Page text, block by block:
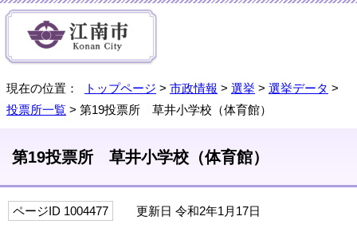
現在の位置： トップページ > 市政情報 > 選挙 > 選挙データ >
投票所一覧 > 第19投票所 草井小学校（体育館）
第19投票所 草井小学校（体育館）
ページID 1004477 更新日 令和2年1月17日